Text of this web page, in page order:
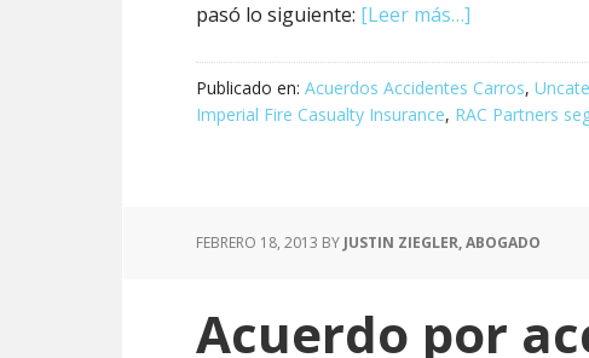
pasó lo siguiente: [Leer más…]
Publicado en: Acuerdos Accidentes Carros,
Imperial Fire Casualty Insurance, RAC Partners
FEBRERO 18, 2013 BY JUSTIN ZIEGLER, ABOGADO
Acuerdo por